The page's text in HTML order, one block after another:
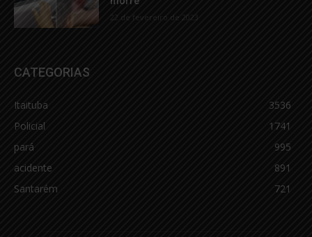
22 de fevereiro de 2023
CATEGORIAS
Itaituba
3536
Policial
1741
pará
995
acidente
891
Santarém
721